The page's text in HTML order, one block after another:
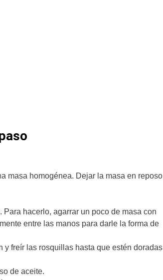
masa homogénea. Dejar la masa en reposo
hacerlo, agarrar un poco de masa con
entre las manos para darle la forma de
freír las rosquillas hasta que estén doradas
de aceite.